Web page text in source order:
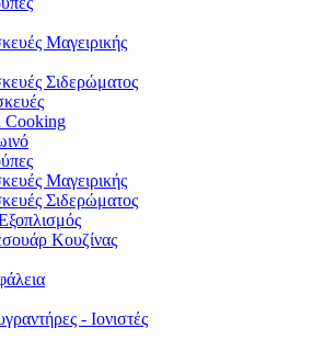
Μαγειρικής
Σιδερώματος
Cooking
Μαγειρικής
Σιδερώματος
Κουζίνας
- Ιονιστές